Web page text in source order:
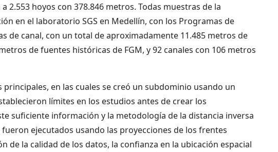
hoyos con 378.846 metros. Todas muestras de la
en el laboratorio SGS en Medellín, con los Programas de
de canal, con un total de aproximadamente 11.485 metros de
de fuentes históricas de FGM, y 92 canales con 106 metros
en las cuales se creó un subdominio usando un
límites en los estudios antes de crear los
suficiente información y la metodología de la distancia inversa
ejecutados usando las proyecciones de los frentes
de la calidad de los datos, la confianza en la ubicación espacial